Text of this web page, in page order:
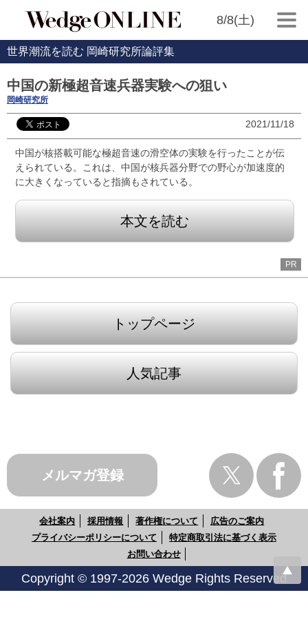
8/8(土)
世界潮流を読む 岡崎研究所論評集
中国の新極超音速兵器実験への狙い
岡崎研究所
2021/11/18
中国が核搭載可能な極超音速の滑空体の実験を行ったことが伝
えられている。これは、中国が核兵器分野での野心が加速度的
に大きくなっていると指摘もされている。
本文を読む
PR
トップページ
人気記事
メルマガ登録
会社案内 採用情報 著作権について
広告のご案内
プライバシーポリシーについて
特定商取引法に基づく表示
お問い合わせ
Copyright © 1997-2026 Wedge Rights Reserved